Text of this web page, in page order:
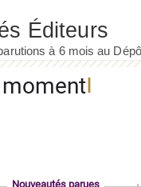
Nouveautés parues